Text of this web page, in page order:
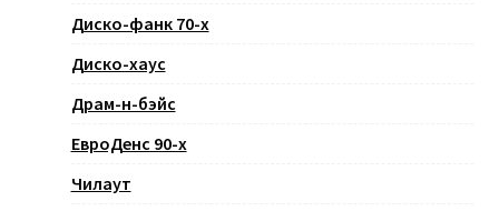
Диско-фанк 70-х
Диско-хаус
Драм-н-бэйс
ЕвроДенс 90-х
Чилаут